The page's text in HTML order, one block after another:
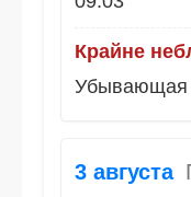
Крайне
Убывающая
3 августа